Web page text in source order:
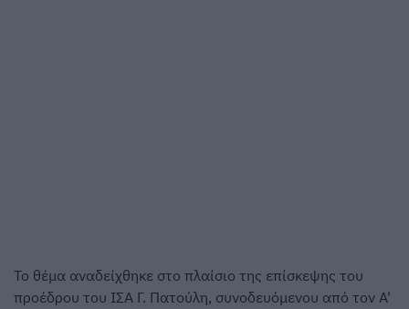
Το θέμα αναδείχθηκε στο πλαίσιο της επίσκεψης του
προέδρου του ΙΣΑ Γ. Πατούλη, συνοδευόμενου από τον Α'